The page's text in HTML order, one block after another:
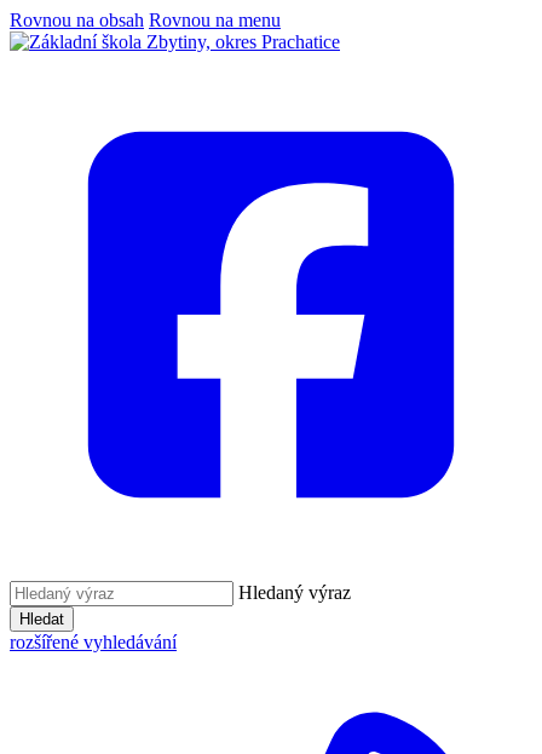
Rovnou na obsah Rovnou na menu
Hledaný výraz
Hledat
rozšířené vyhledávání